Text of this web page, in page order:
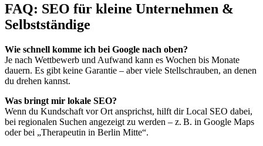
FAQ: SEO für kleine Unternehmen &
Selbstständige
Wie schnell komme ich bei Google nach oben?
Je nach Wettbewerb und Aufwand kann es Wochen bis Monate
dauern. Es gibt keine Garantie – aber viele Stellschrauben, an denen
du drehen kannst.
Was bringt mir lokale SEO?
Wenn du Kundschaft vor Ort ansprichst, hilft dir Local SEO dabei,
bei regionalen Suchen angezeigt zu werden – z. B. in Google Maps
oder bei „Therapeutin in Berlin Mitte“.